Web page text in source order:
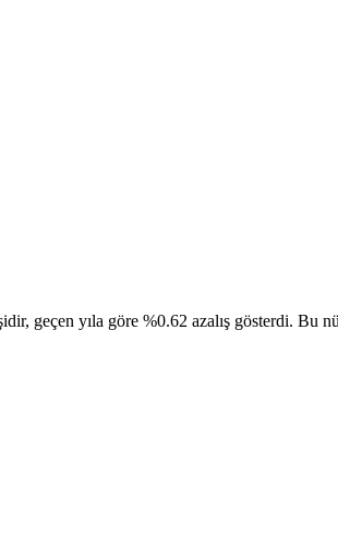
geçen yıla göre %0.62 azalış gösterdi. Bu